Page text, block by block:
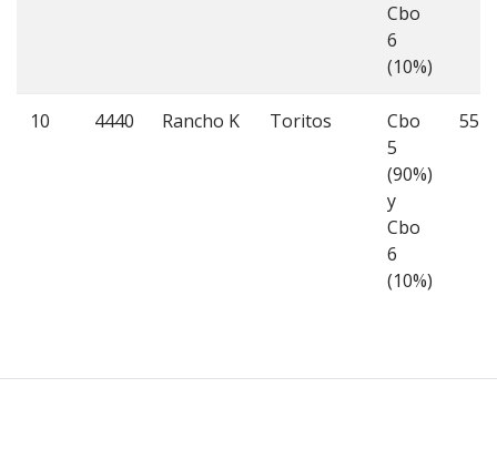
Cbo
6
(10%)
10 4440 Rancho K Toritos
Cbo
5
(90%)
y
Cbo
6
(10%)
55